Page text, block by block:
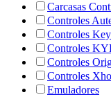
Carcasas
Controles
Controles
Controles
Controles
Controles
Emuladores